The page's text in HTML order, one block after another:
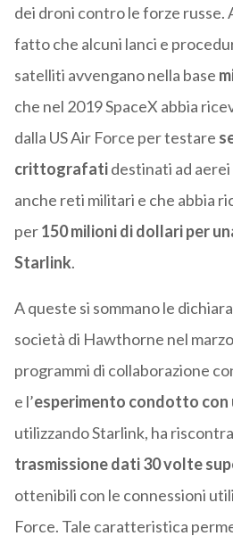
dei droni contro le forze russe.
fatto che alcuni lanci e
satelliti avvengano nella base
che nel 2019 SpaceX abbia
dalla US Air Force per testare
crittografatidestinati ad
anche reti militari e che abbia
per150 milioni di dollari per
Starlink.
A queste si sommano le
società di Hawthorne nel
programmi di collaborazione
e l’esperimento condotto con
utilizzando Starlink, ha
trasmissione dati 30 volte
ottenibili con le connessioni
Force. Tale caratteristica